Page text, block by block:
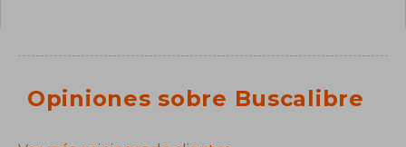
Opiniones sobre Buscalibre